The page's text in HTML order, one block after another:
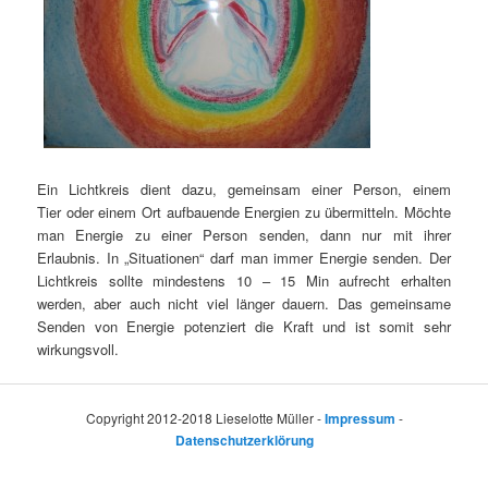
Ein Lichtkreis dient dazu, gemeinsam einer Person, einem
Tier oder einem Ort aufbauende Energien zu übermitteln. Möchte
man Energie zu einer Person senden, dann nur mit ihrer
Erlaubnis. In „Situationen“ darf man immer Energie senden. Der
Lichtkreis sollte mindestens 10 – 15 Min aufrecht erhalten
werden, aber auch nicht viel länger dauern. Das gemeinsame
Senden von Energie potenziert die Kraft und ist somit sehr
wirkungsvoll.
Copyright 2012-2018 Lieselotte Müller -Impressum -
Datenschutzerklörung